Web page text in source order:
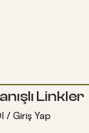
Linkler
/ Giriş Yap